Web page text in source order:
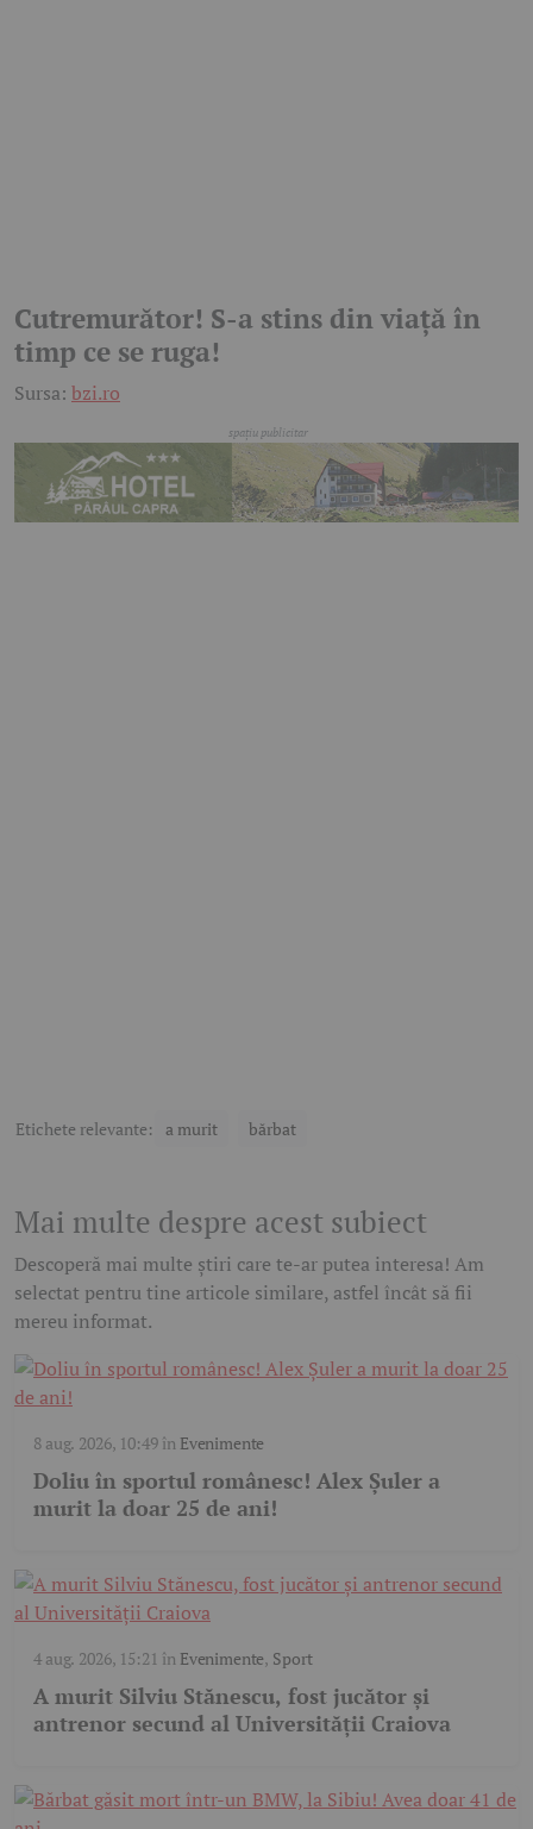
Cutremurător! S-a stins din viață în
timp ce se ruga!
Sursa: bzi.ro
Etichete relevante: a murit bărbat
Mai multe despre acest subiect
Descoperă mai multe știri care te-ar putea interesa! Am
selectat pentru tine articole similare, astfel încât să fii
mereu informat.
8 aug. 2026, 10:49în Evenimente
Doliu în sportul românesc! Alex Șuler a
murit la doar 25 de ani!
4 aug. 2026, 15:21 în Evenimente, Sport
A murit Silviu Stănescu, fost jucător și
antrenor secund al Universității Craiova